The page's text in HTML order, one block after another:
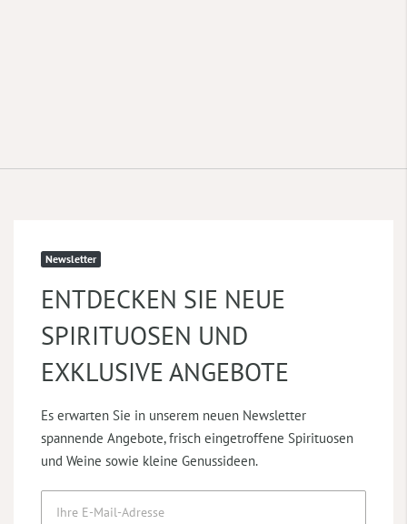
Newsletter
ENTDECKEN SIE NEUE
SPIRITUOSEN UND
EXKLUSIVE ANGEBOTE
Es erwarten Sie in unserem neuen Newsletter
spannende Angebote, frisch eingetroffene Spirituosen
und Weine sowie kleine Genussideen.